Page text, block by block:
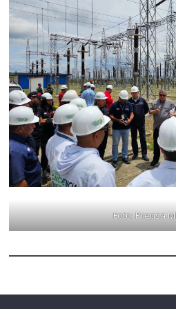
Foto: Prensa